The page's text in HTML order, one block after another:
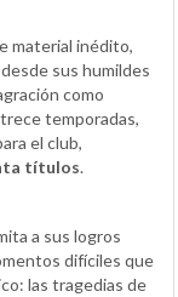
material inédito,
sus humildes
como
temporadas,
el club,
títulos.
a sus logros
difíciles que
las tragedias de